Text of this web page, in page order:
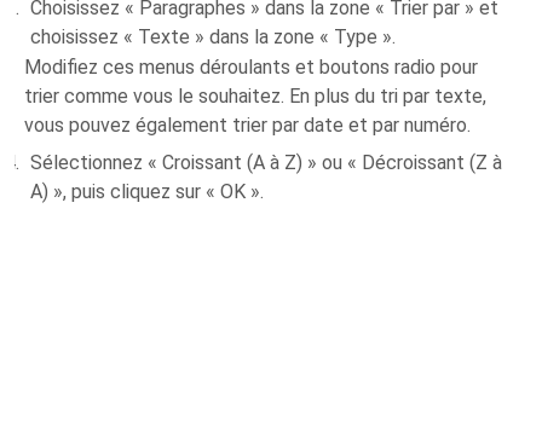
Choisissez « Paragraphes » dans la zone « Trier par » et
choisissez « Texte » dans la zone « Type ».
Modifiez ces menus déroulants et boutons radio pour
trier comme vous le souhaitez. En plus du tri par texte,
vous pouvez également trier par date et par numéro.
Sélectionnez « Croissant (A à Z) » ou « Décroissant (Z à
A) », puis cliquez sur « OK ».